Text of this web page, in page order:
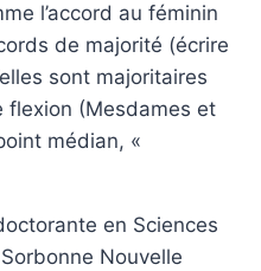
l’accord au féminin
de majorité (écrire
sont majoritaires
flexion (Mesdames et
médian, «
en Sciences
Nouvelle